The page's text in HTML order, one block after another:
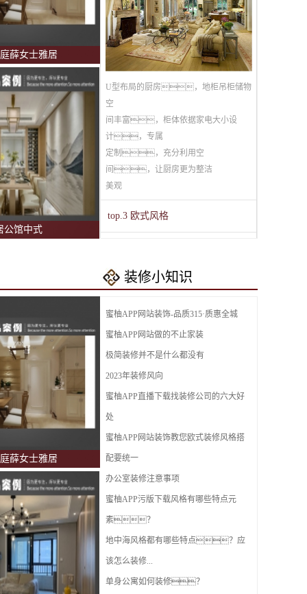
薛女士雅居
公馆中式
U型布局的厨房，地柜吊柜储物
空
间丰富，柜体依据家电大小设
计，专属
定制，充分利用空
间，让厨房更为整洁
美观
top.3 欧式风格
top.5 现代风格
装修小知识
薛女士雅居
蜜柚APP网站装饰-品质315·质惠全城
蜜柚APP网站做的不止家装
极简装修并不是什么都没有
2023年装修风向
蜜柚APP直播下载找装修公司的六大好
处
蜜柚APP网站装饰教您欧式装修风格搭
配要统一
办公室装修注意事项
蜜柚APP污版下载风格有哪些特点元
素？
地中海风格都有哪些特点？应
该怎么装修...
单身公寓如何装修？